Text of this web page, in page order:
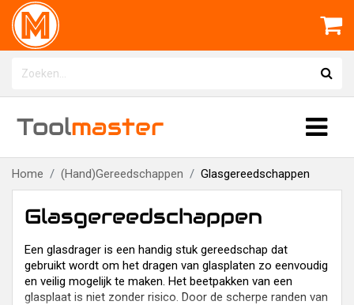
Toolmaster
Home (Hand)Gereedschappen Glasgereedschappen
Glasgereedschappen
Een glasdrager is een handig stuk gereedschap dat
gebruikt wordt om het dragen van glasplaten zo eenvoudig
en veilig mogelijk te maken. Het beetpakken van een
glasplaat is niet zonder risico. Door de scherpe randen van